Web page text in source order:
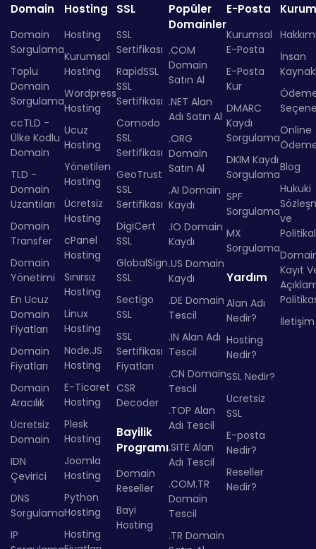
Domain
Domain
Sorgulama
Toplu
Domain
Sorgulama
ccTLD -
Ülke Kodlu
Domain
TLD -
Domain
Uzantıları
Domain
Transfer
Domain
Yönetimi
En Ucuz
Domain
Fiyatları
Domain
Fiyatları
Domain
Aracılık
Ücretsiz
Domain
IDN
Çevirici
DNS
Sorgulama
IP
Hosting
Hosting
Kurumsal
Hosting
Wordpress
Hosting
Ucuz
Hosting
Yönetilen
Hosting
Ücretsiz
Hosting
cPanel
Hosting
Sınırsız
Hosting
Linux
Hosting
Node.JS
Hosting
E-Ticaret
Hosting
Plesk
Hosting
Joomla
Hosting
Python
Hosting
Hosting
SSL
SSL
Sertifikası
RapidSSL
SSL
Sertifikası
Comodo
SSL
Sertifikası
GeoTrust
SSL
Sertifikası
DigiCert
SSL
GlobalSign
SSL
Sectigo
SSL
SSL
Sertifikası
Fiyatları
CSR
Decoder
Bayilik
Programı
Domain
Reseller
Bayi
Hosting
Popüler
Domainler
.COM
Domain
Satın Al
.NET Alan
Adı Satın Al
.ORG
Domain
Satın Al
.AI Domain
Kaydı
.IO Domain
Kaydı
.US Domain
Kaydı
.DE Domain
Tescil
.IN Alan Adı
Tescil
.CN Domain
Tescil
.TOP Alan
Adı Tescil
.SITE Alan
Adı Tescil
.COM.TR
Domain
Tescil
.TR Domain
E-Posta
Kurumsal
E-Posta
E-Posta
Kur
DMARC
Kaydı
Sorgulama
DKIM Kaydı
Sorgulama
SPF
Sorgulama
MX
Sorgulama
Yardım
Alan Adı
Nedir?
Hosting
Nedir?
SSL Nedir?
Ücretsiz
SSL
E-posta
Nedir?
Reseller
Nedir?
İnsan
Online
Blog
Hukuki
ve
Kayıt
İletişim